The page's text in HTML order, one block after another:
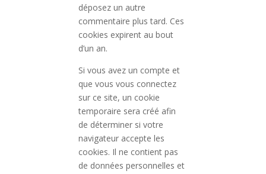
déposez un autre
commentaire plus tard. Ces
cookies expirent au bout
d’un an.
Si vous avez un compte et
que vous vous connectez
sur ce site, un cookie
temporaire sera créé afin
de déterminer si votre
navigateur accepte les
cookies. Il ne contient pas
de données personnelles et